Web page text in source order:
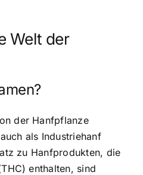
Welt der
der Hanfpflanze
als Industriehanf
zu Hanfprodukten, die
enthalten, sind